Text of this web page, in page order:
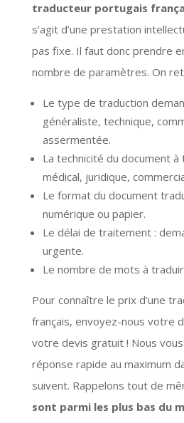
traducteur portugais
s’agit d’une prestation
pas fixe. Il faut donc prendre
nombre de paramètres. On
Le type de traduction
généraliste, technique,
assermentée.
La technicité du document à
médical, juridique,
Le format du document
numérique ou papier.
Le délai de traitement :
urgente.
Le nombre de mots à
Pour connaître le prix d’une
français, envoyez-nous votre
votre devis gratuit ! Nous
réponse rapide au maximum
suivent. Rappelons tout de
sont parmi les plus bas du